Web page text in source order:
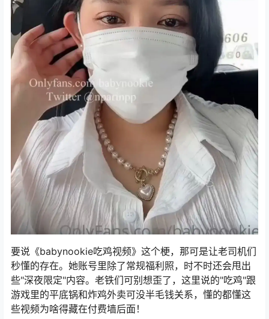
要说《babynookie吃鸡视频》这个梗，那可是让老司机们
秒懂的存在。她账号里除了常规福利照，时不时还会甩出
些"深夜限定"内容。老铁们可别想歪了，这里说的"吃鸡"跟
游戏里的平底锅和炸鸡外卖可没半毛钱关系，懂的都懂这
些视频为啥得藏在付费墙后面！